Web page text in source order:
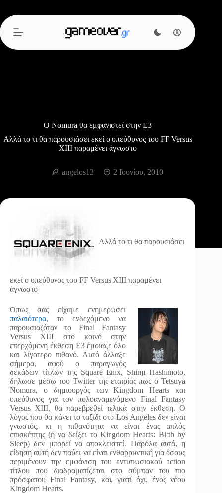
περιεχόμενο
Ο Nomura θα εμφανιστεί στην Ε3
Αλλά το τι θα παρουσιάσει εκεί ο υπεύθυνος του FF Versus
XIII παραμένει άγνωστο
angelos13 2 Ιουνίου, 2010
Αλλά το τι θα παρουσιάσει
εκεί ο υπεύθυνος του FF Versus XIII παραμένει
άγνωστο
Όπως σας είχαμε ενημερώσει
παλαιότερα, το ενδεχόμενο να
παρουσιαζόταν το Final Fantasy
Versus XIII στο κοινό στην
επερχόμενη έκθεση Ε3 έμοιαζε όλο
και λίγοτερο πιθανό. Αυτό άλλαξε
σήμερα, αφού ο παραγωγός
δεκάδων τίτλων της Square Enix, Shinji Hashimoto,
δήλωσε μέσω του Twitter της εταιρίας πως ο Tetsuya
Nomura, ο δημιουργός των Kingdom Hearts και
υπεύθυνος για τον πολυαναμενόμενο Final Fantasy
Versus XIII, θα παρεβρεθεί τελικά στην έκθεση. Ο
λόγος που θα κάνει το ταξίδι στο Los Angeles δεν είναι
γνωστός, κι η πιθανότητα να είναι ένας απλός
επισκέπτης (ή να δείξει το Kingdom Hearts: Birth by
Sleep) δεν μπορεί να αποκλειστεί. Παρόλα αυτά, η
είδηση αυτή δεν παύει να είναι ενθαρρυντική για όσους
περιμένουν την εμφάνιση του εντυπωσιακού action
τίτλου που διαδραματίζεται στο σύμπαν του πιο
πρόσφατου Final Fantasy, και, γιατί όχι, ένος νέου
Kingdom Hearts.